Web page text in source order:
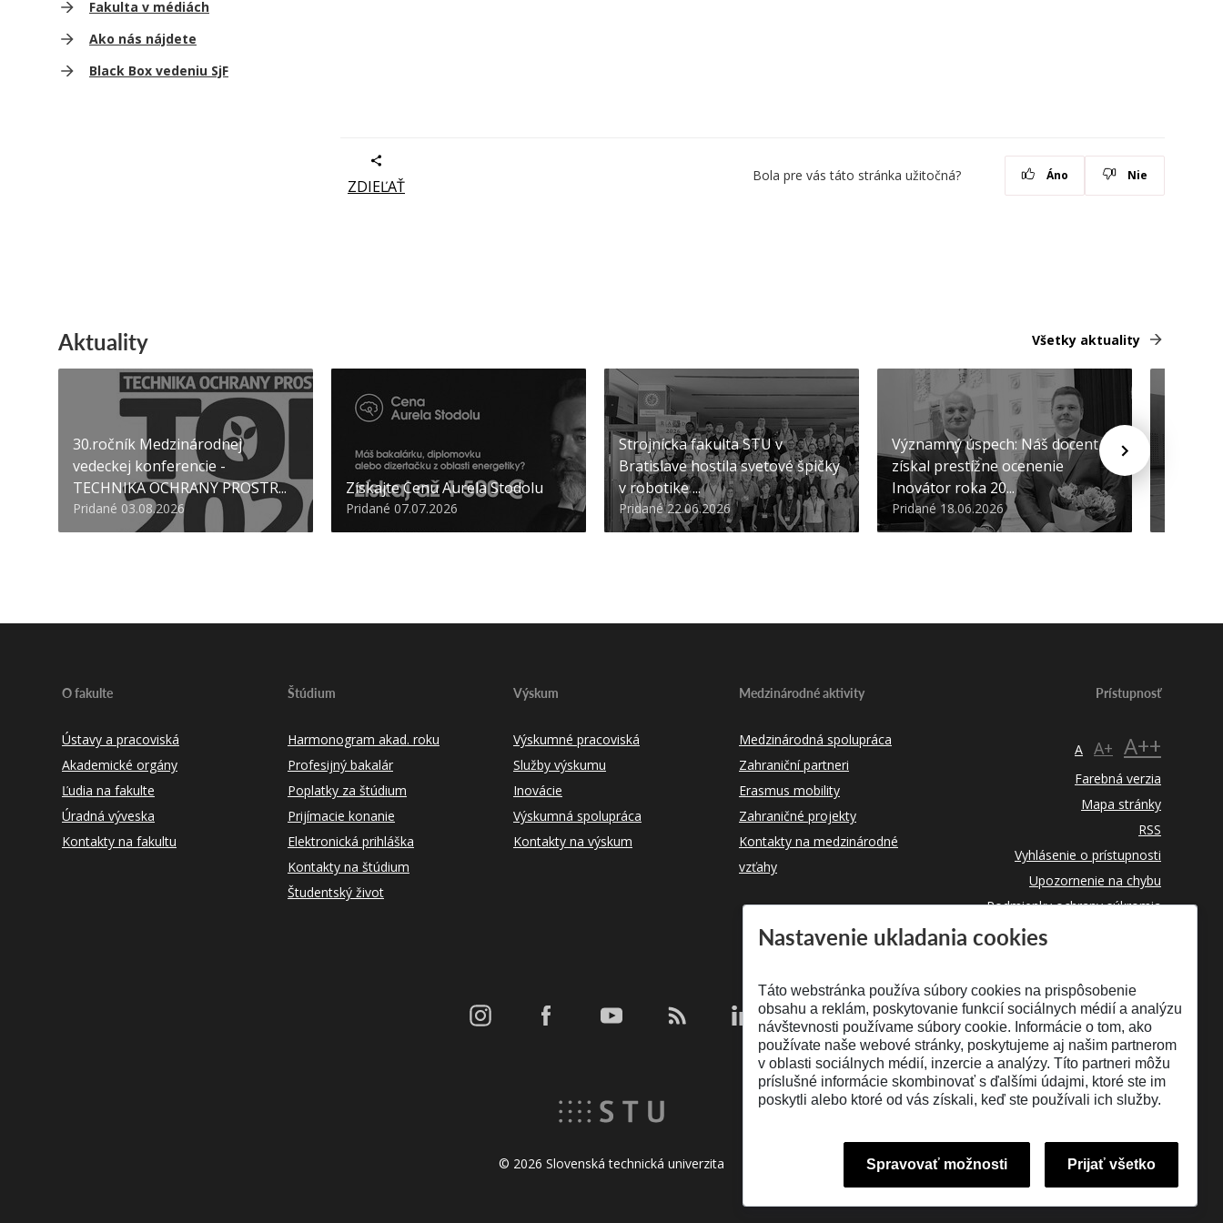
Fakulta v médiách
Ako nás nájdete
Black Box vedeniu SjF
ZDIEĽAŤ
Bola pre vás táto stránka užitočná? Áno Nie
Aktuality Všetky aktuality
30.ročník Medzinárodnej
vedeckej konferencie -
TECHNIKA OCHRANY PROSTR...
Pridané 03.08.2026
Získajte Cenu Aurela Stodolu
Pridané 07.07.2026
Strojnícka fakulta STU v
Bratislave hostila svetové špičky
v robotike ...
Pridané 22.06.2026
Významný úspech: Náš docent
získal prestížne ocenenie
Inovátor roka 20...
Pridané 18.06.2026
O fakulte
Ústavy a pracoviská
Akademické orgány
Ľudia na fakulte
Úradná výveska
Kontakty na fakultu
Štúdium
Harmonogram akad. roku
Profesijný bakalár
Poplatky za štúdium
Prijímacie konanie
Elektronická prihláška
Kontakty na štúdium
Študentský život
Výskum
Výskumné pracoviská
Služby výskumu
Inovácie
Výskumná spolupráca
Kontakty na výskum
Medzinárodné aktivity
Medzinárodná spolupráca
Zahraniční partneri
Erasmus mobility
Zahraničné projekty
Kontakty na medzinárodné
vzťahy
Prístupnosť
A A+ A++
Farebná verzia
Mapa stránky
RSS
Vyhlásenie o prístupnosti
Upozornenie na chybu
Podmienky ochrany súkromia
Využívanie súborov cookies
© 2026 Slovenská technická univerzita
Nastavenie ukladania cookies
Táto webstránka používa súbory cookies na prispôsobenie
obsahu a reklám, poskytovanie funkcií sociálnych médií a analýzu
návštevnosti používame súbory cookie. Informácie o tom, ako
používate naše webové stránky, poskytujeme aj našim partnerom
v oblasti sociálnych médií, inzercie a analýzy. Títo partneri môžu
príslušné informácie skombinovať s ďalšími údajmi, ktoré ste im
poskytli alebo ktoré od vás získali, keď ste používali ich služby.
Spravovať možnosti Prijať všetko